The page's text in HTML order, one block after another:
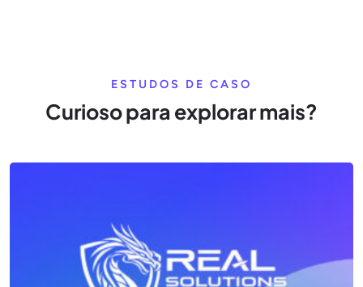
ESTUDOS DE CASO
Curioso para explorar mais?